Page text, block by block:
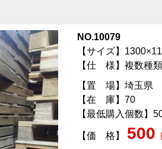
NO.10079
【サイズ】
【仕 様】複数種
【置 場】埼玉県
【在 庫】70
【最低購入個数】
【価 格】 500